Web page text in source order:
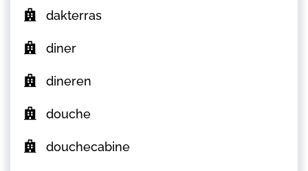
dakterras
diner
dineren
douche
douchecabine